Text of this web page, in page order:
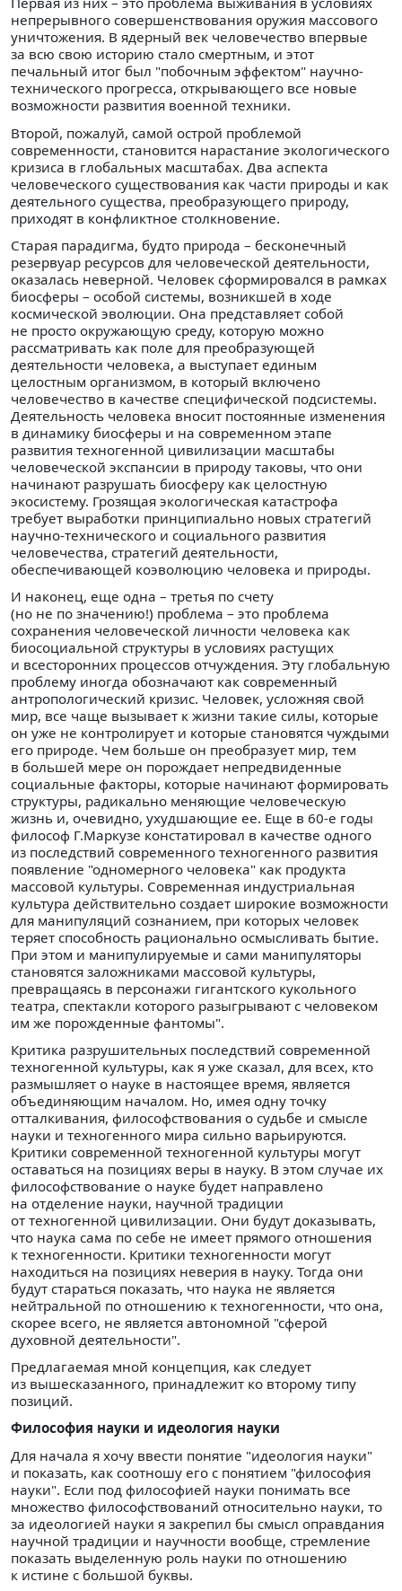
непрерывного совершенствования оружия массового
уничтожения. В ядерный век человечество впервые
за всю свою историю стало смертным, и этот
печальный итог был "побочным эффектом" научно-
технического прогресса, открывающего все новые
возможности развития военной техники.
Второй, пожалуй, самой острой проблемой
современности, становится нарастание экологического
кризиса в глобальных масштабах. Два аспекта
человеческого существования как части природы и как
деятельного существа, преобразующего природу,
приходят в конфликтное столкновение.
Старая парадигма, будто природа – бесконечный
резервуар ресурсов для человеческой деятельности,
оказалась неверной. Человек сформировался в рамках
биосферы – особой системы, возникшей в ходе
космической эволюции. Она представляет собой
не просто окружающую среду, которую можно
рассматривать как поле для преобразующей
деятельности человека, а выступает единым
целостным организмом, в который включено
человечество в качестве специфической подсистемы.
Деятельность человека вносит постоянные изменения
в динамику биосферы и на современном этапе
развития техногенной цивилизации масштабы
человеческой экспансии в природу таковы, что они
начинают разрушать биосферу как целостную
экосистему. Грозящая экологическая катастрофа
требует выработки принципиально новых стратегий
научно-технического и социального развития
человечества, стратегий деятельности,
обеспечивающей коэволюцию человека и природы.
И наконец, еще одна – третья по счету
(но не по значению!) проблема – это проблема
сохранения человеческой личности человека как
биосоциальной структуры в условиях растущих
и всесторонних процессов отчуждения. Эту глобальную
проблему иногда обозначают как современный
антропологический кризис. Человек, усложняя свой
мир, все чаще вызывает к жизни такие силы, которые
он уже не контролирует и которые становятся чуждыми
его природе. Чем больше он преобразует мир, тем
в большей мере он порождает непредвиденные
социальные факторы, которые начинают формировать
структуры, радикально меняющие человеческую
жизнь и, очевидно, ухудшающие ее. Еще в 60-е годы
философ Г.Маркузе констатировал в качестве одного
из последствий современного техногенного развития
появление "одномерного человека" как продукта
массовой культуры. Современная индустриальная
культура действительно создает широкие возможности
для манипуляций сознанием, при которых человек
теряет способность рационально осмысливать бытие.
При этом и манипулируемые и сами манипуляторы
становятся заложниками массовой культуры,
превращаясь в персонажи гигантского кукольного
театра, спектакли которого разыгрывают с человеком
им же порожденные фантомы".
Критика разрушительных последствий современной
техногенной культуры, как я уже сказал, для всех, кто
размышляет о науке в настоящее время, является
объединяющим началом. Но, имея одну точку
отталкивания, философствования о судьбе и смысле
науки и техногенного мира сильно варьируются.
Критики современной техногенной культуры могут
оставаться на позициях веры в науку. В этом случае их
философствование о науке будет направлено
на отделение науки, научной традиции
от техногенной цивилизации. Они будут доказывать,
что наука сама по себе не имеет прямого отношения
к техногенности. Критики техногенности могут
находиться на позициях неверия в науку. Тогда они
будут стараться показать, что наука не является
нейтральной по отношению к техногенности, что она,
скорее всего, не является автономной "сферой
духовной деятельности".
Предлагаемая мной концепция, как следует
из вышесказанного, принадлежит ко второму типу
позиций.
Философия науки и идеология науки
Для начала я хочу ввести понятие "идеология науки"
и показать, как соотношу его с понятием "философия
науки". Если под философией науки понимать все
множество философствований относительно науки, то
за идеологией науки я закрепил бы смысл оправдания
научной традиции и научности вообще, стремление
показать выделенную роль науки по отношению
к истине с большой буквы.